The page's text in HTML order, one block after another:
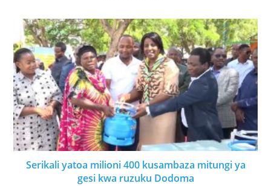
Serikali yatoa milioni 400 kusambaza mitungi ya
gesi kwa ruzuku Dodoma